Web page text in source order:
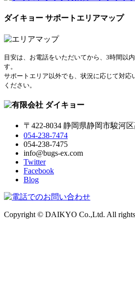
ダイキョー サポートエリアマップ
目安は、お電話をいただいてから、3時間以
す。
サポートエリア以外でも、状況に応じて対応
ください。
〒422-8034 静岡県静岡市駿河
054-238-7474
054-238-7475
info@bugs-ex.com
Twitter
Facebook
Blog
Copyright © DAIKYO Co.,Ltd. All rights